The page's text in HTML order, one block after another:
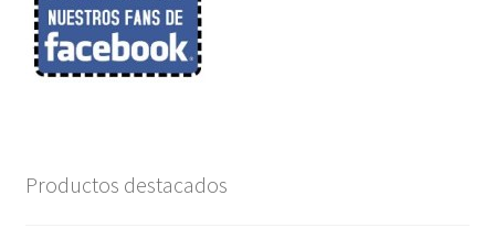
Productos destacados